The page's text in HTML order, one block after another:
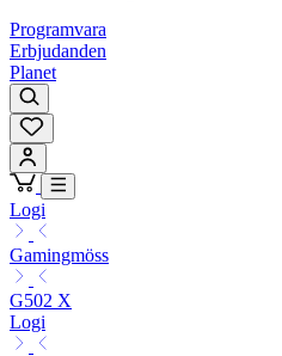
Programvara
Erbjudanden
Planet
Logi
Gamingmöss
G502 X
Logi